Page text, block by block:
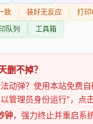
致 装好无反应
打印
队列 工具箱
删不掉？
动弹？使用本站免费
管理员身份运行"，点
钟，强力终止并重启系